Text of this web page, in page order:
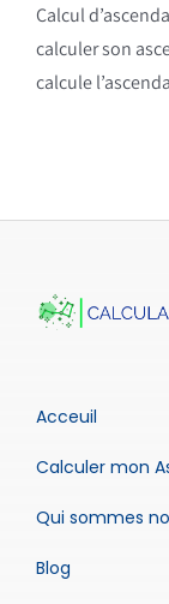
Calcul
calculer son
calcule
Acceuil
Calculer mon
Qui sommes
Blog